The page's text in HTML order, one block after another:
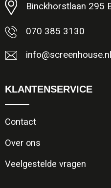
Binckhorstlaan 295
070 385 3130
info@screenhouse.nl
KLANTENSERVICE
Contact
Over ons
Veelgestelde vragen